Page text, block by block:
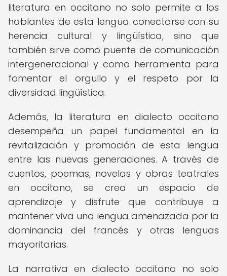
literatura en occitano no solo permite a los
hablantes de esta lengua conectarse con su
herencia cultural y lingüística, sino que
también sirve como puente de comunicación
intergeneracional y como herramienta para
fomentar el orgullo y el respeto por la
diversidad lingüística.
Además, la literatura en dialecto occitano
desempeña un papel fundamental en la
revitalización y promoción de esta lengua
entre las nuevas generaciones. A través de
cuentos, poemas, novelas y obras teatrales
en occitano, se crea un espacio de
aprendizaje y disfrute que contribuye a
mantener viva una lengua amenazada por la
dominancia del francés y otras lenguas
mayoritarias.
La narrativa en dialecto occitano no solo